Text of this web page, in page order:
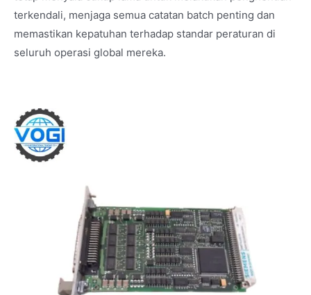
terkendali, menjaga semua catatan batch penting dan
memastikan kepatuhan terhadap standar peraturan di
seluruh operasi global mereka.